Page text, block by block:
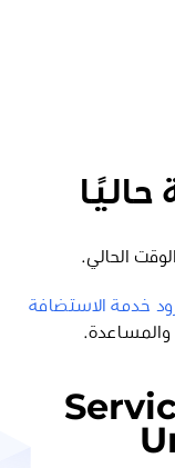
حاليًا
الحالي.
خدمة الاستضافة